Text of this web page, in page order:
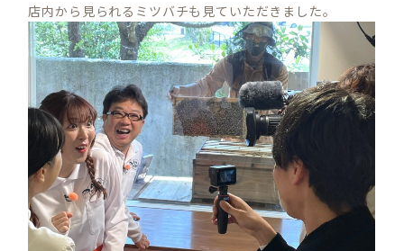
店内から見られるミツバチも見ていただきました。